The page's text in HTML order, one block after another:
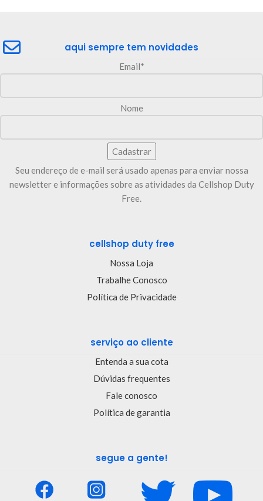
aqui sempre tem novidades
Email*
Nome
Seu endereço de e-mail será usado apenas para enviar nossa
newsletter e informações sobre as atividades da Cellshop Duty
Free.
cellshop duty free
Nossa Loja
Trabalhe Conosco
Política de Privacidade
serviço ao cliente
Entenda a sua cota
Dúvidas frequentes
Fale conosco
Política de garantia
segue a gente!